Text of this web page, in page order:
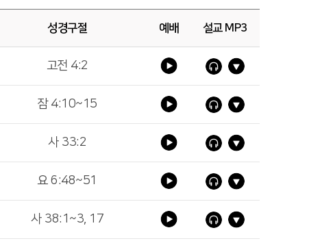
성경구절 예배 설교 MP3
고전 4:2
잠 4:10~15
사 33:2
요 6:48~51
사 38:1~3, 17